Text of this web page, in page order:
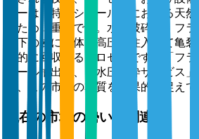
ターは、特にシェール層における天
るために重要です。水圧破砕は、フ
地下の岩に流体を高圧で注入して亀
率的に回収するプロセスです。「フ
ェール抽出」、「水圧破砕サービス
は、この市場の本質を効果的に捉えて
現在の市場の勢いと関連性